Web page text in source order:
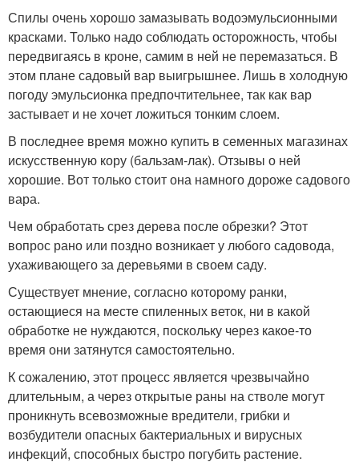
Спилы очень хорошо замазывать водоэмульсионными
красками. Только надо соблюдать осторожность, чтобы
передвигаясь в кроне, самим в ней не перемазаться. В
этом плане садовый вар выигрышнее. Лишь в холодную
погоду эмульсионка предпочтительнее, так как вар
застывает и не хочет ложиться тонким слоем.
В последнее время можно купить в семенных магазинах
искусственную кору (бальзам-лак). Отзывы о ней
хорошие. Вот только стоит она намного дороже садового
вара.
Чем обработать срез дерева после обрезки? Этот
вопрос рано или поздно возникает у любого садовода,
ухаживающего за деревьями в своем саду.
Существует мнение, согласно которому ранки,
остающиеся на месте спиленных веток, ни в какой
обработке не нуждаются, поскольку через какое-то
время они затянутся самостоятельно.
К сожалению, этот процесс является чрезвычайно
длительным, а через открытые раны на стволе могут
проникнуть всевозможные вредители, грибки и
возбудители опасных бактериальных и вирусных
инфекций, способных быстро погубить растение.